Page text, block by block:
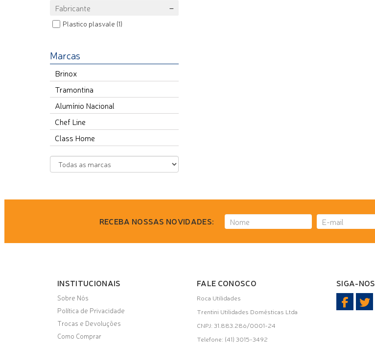
Fabricante
Plastico plasvale (1)
Marcas
Brinox
Tramontina
Alumínio Nacional
Chef Line
Class Home
RECEBA NOSSAS NOVIDADES:
INSTITUCIONAIS
Sobre Nós
Política de Privacidade
Trocas e Devoluções
Como Comprar
FALE CONOSCO
Roca Utilidades
Trentini Utilidades Domésticas Ltda
CNPJ: 31.883.286/0001-24
Telefone: (41) 3015-3492
SIGA-NOS